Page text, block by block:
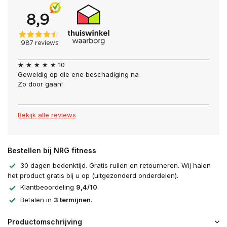
★ ★ ★ ★ ★ 10
Geweldig op die ene beschadiging na
Zo door gaan!
Bekijk alle reviews
Bestellen bij NRG fitness
30 dagen bedenktijd. Gratis ruilen en retourneren. Wij halen
het product gratis bij u op (uitgezonderd onderdelen).
Klantbeoordeling 9,4/10.
Betalen in 3 termijnen.
Productomschrijving